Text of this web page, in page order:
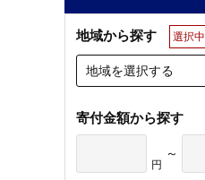
地域から探す 選択中
地域を選択する
寄付金額から探す
円
～